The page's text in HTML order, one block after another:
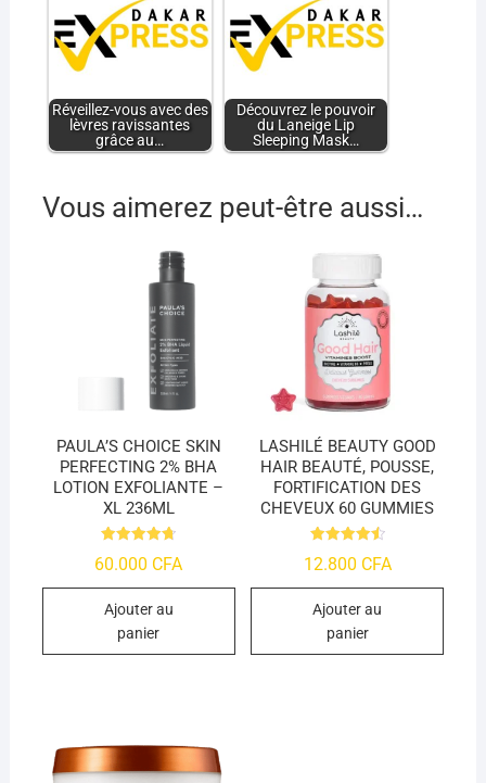
Réveillez-vous avec des
lèvres ravissantes
grâce au…
Découvrez le pouvoir
du Laneige Lip
Sleeping Mask…
Vous aimerez peut-être aussi…
PAULA’S CHOICE SKIN
PERFECTING 2% BHA
LOTION EXFOLIANTE –
XL 236ML
4.73
60.000 CFA
Ajouter au
panier
LASHILÉ BEAUTY GOOD
HAIR BEAUTÉ, POUSSE,
FORTIFICATION DES
CHEVEUX 60 GUMMIES
4.55
12.800 CFA
Ajouter au
panier